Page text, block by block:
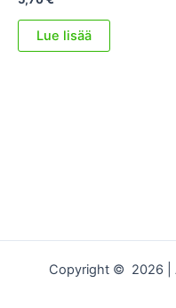
Lue lisää
Copyright © 2026 |